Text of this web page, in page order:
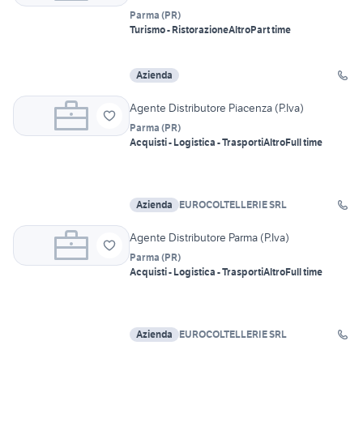
Parma (PR)
Turismo - RistorazioneAltroPart time
Azienda
Agente Distributore Piacenza (P.Iva)
Parma (PR)
Acquisti - Logistica - TrasportiAltroFull time
Azienda EUROCOLTELLERIE SRL
Agente Distributore Parma (P.Iva)
Parma (PR)
Acquisti - Logistica - TrasportiAltroFull time
Azienda EUROCOLTELLERIE SRL